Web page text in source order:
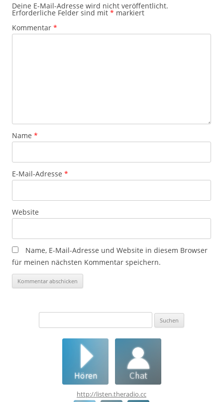
Deine E-Mail-Adresse wird nicht veröffentlicht.
Erforderliche Felder sind mit * markiert
Kommentar *
Name *
E-Mail-Adresse *
Website
Name, E-Mail-Adresse und Website in diesem Browser
für meinen nächsten Kommentar speichern.
http://listen.theradio.cc